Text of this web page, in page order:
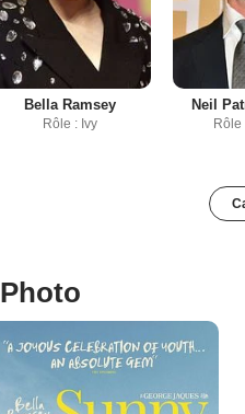
Bella Ramsey
Rôle : Ivy
Neil
Rôle
Photo